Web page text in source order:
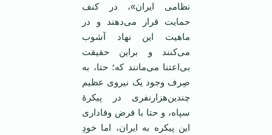
نظامی ایران»، در کنف
حمایت قرار می‌دهند و در
ماهیت این نهاد آشوب
می‌کنند و براین حقیقت
بی‌اعتنا می‌مانند که؛ حتا، به
صِرف وجود یک نیروی عظیم
چندین‌هزارنفری در پیکرۀ
سپاه، و حتا با فرض وفاداری
این پیکره به ایران، اما خودِ